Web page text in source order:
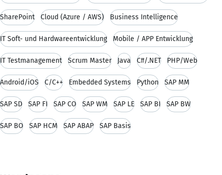
SharePoint Cloud (Azure / AWS) Business Intelligence
IT Soft- und Hardwareentwicklung Mobile / APP Entwicklung
IT Testmanagement Scrum Master Java C#/.NET PHP/Web
Android/iOS C/C++ Embedded Systems Python SAP MM
SAP SD SAP FI SAP CO SAP WM SAP LE SAP BI SAP BW
SAP BO SAP HCM SAP ABAP SAP Basis